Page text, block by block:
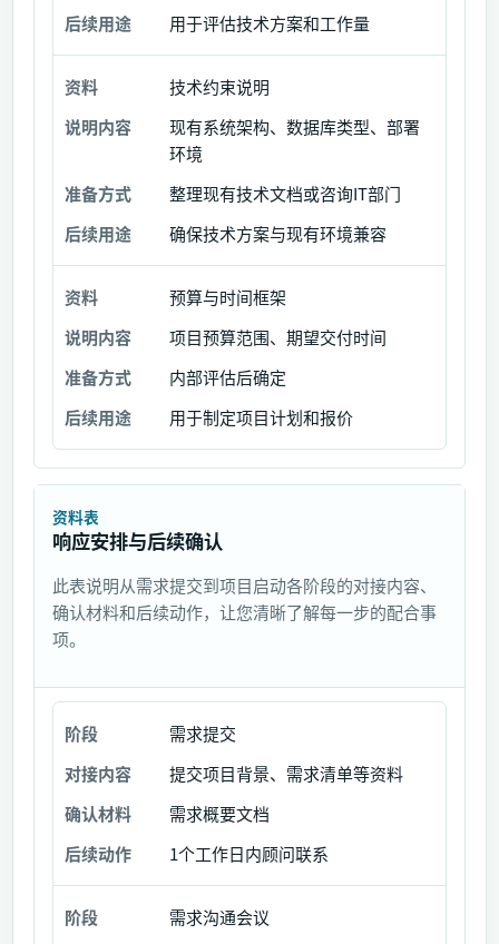
后
续
用
途
用于评估技术方案和工作量
技术约束说明
现有系统架构、数据库类型、部署
环境
整理现有技术文档或咨询IT部门
确保技术方案与现有环境兼容
预算与时间框架
项目预算范围、期望交付时间
内部评估后确定
用于制定项目计划和报价
资料表
响应安排与后续确认
此表说明从需求提交到项目启动各阶段的对接内容、
确认材料和后续动作，让您清晰了解每一步的配合事
项。
阶
段
对
接
内
容
需求提交
提交项目背景、需求清单等资料
需求概要文档
1个工作日内顾问联系
需求沟通会议